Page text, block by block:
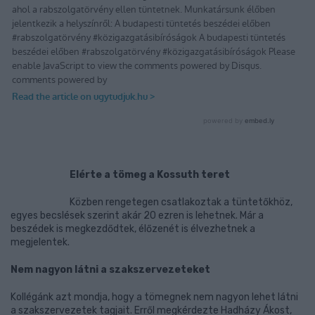
Elérte a tömeg a Kossuth teret
Közben rengetegen csatlakoztak a tüntetőkhöz,
egyes becslések szerint akár 20 ezren is lehetnek. Már a
beszédek is megkezdődtek, élőzenét is élvezhetnek a
megjelentek.
Nem nagyon látni a szakszervezeteket
Kollégánk azt mondja, hogy a tömegnek nem nagyon lehet látni
a szakszervezetek tagjait. Erről megkérdezte Hadházy Ákost,